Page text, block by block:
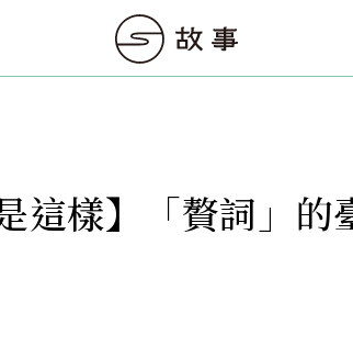
這樣】「贅詞」的